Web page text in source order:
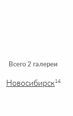
Всего 2 галереи
Новосибирск14